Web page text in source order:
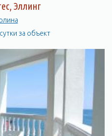
Эллинг
за объект